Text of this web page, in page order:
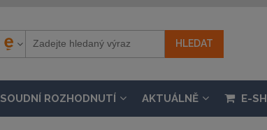
SOUDNÍ ROZHODNUTÍ AKTUÁLNĚ E-